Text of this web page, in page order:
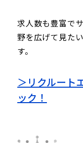
求人数も豊富で
野を広げて見た
す。
＞リクルート
ック！